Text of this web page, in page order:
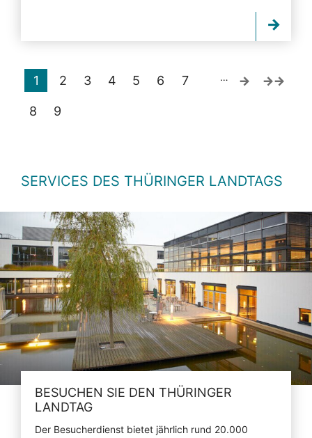
1 2 3 4 5 6 7
8 9
…
SERVICES DES THÜRINGER LANDTAGS
BESUCHEN SIE DEN THÜRINGER
LANDTAG
Der Besucherdienst bietet jährlich rund 20.000